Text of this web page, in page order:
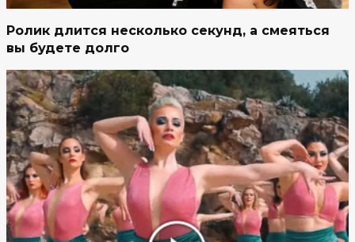
Ролик длится несколько секунд, а смеяться
вы будете долго